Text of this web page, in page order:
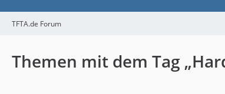
TFTA.de Forum
Themen mit dem Tag